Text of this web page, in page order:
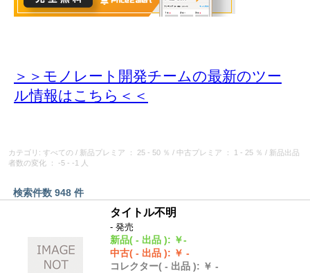
＞＞モノレート開発チームの最新のツー
ル情報はこちら＜＜
カテゴリ: すべての / 新品プレミア ： 25 - 50 ％ / 中古プレミア ： 1 - 25 ％ / 新品出品
者数の変化
： -5 - -1 人
検索件数 948 件
タイトル不明
- 発売
新品( - 出品 ): ￥-
中古( - 出品 ): ￥ -
コレクター( - 出品 ): ￥ -